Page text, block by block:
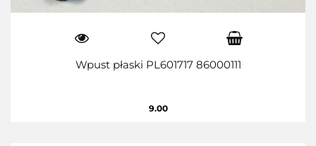
Wpust płaski PL601717 86000111
9.00